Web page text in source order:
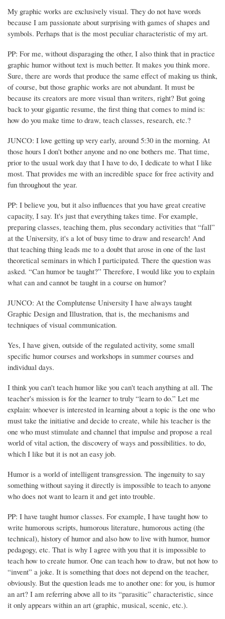
My graphic works are exclusively visual. They do not have words
because I am passionate about surprising with games of shapes and
symbols. Perhaps that is the most peculiar characteristic of my art.
PP: For me, without disparaging the other, I also think that in practice
graphic humor without text is much better. It makes you think more.
Sure, there are words that produce the same effect of making us think,
of course, but those graphic works are not abundant. It must be
because its creators are more visual than writers, right? But going
back to your gigantic resume, the first thing that comes to mind is:
how do you make time to draw, teach classes, research, etc.?
JUNCO: I love getting up very early, around 5:30 in the morning. At
those hours I don't bother anyone and no one bothers me. That time,
prior to the usual work day that I have to do, I dedicate to what I like
most. That provides me with an incredible space for free activity and
fun throughout the year.
PP: I believe you, but it also influences that you have great creative
capacity, I say. It's just that everything takes time. For example,
preparing classes, teaching them, plus secondary activities that “fall”
at the University, it's a lot of busy time to draw and research! And
that teaching thing leads me to a doubt that arose in one of the last
theoretical seminars in which I participated. There the question was
asked. “Can humor be taught?” Therefore, I would like you to explain
what can and cannot be taught in a course on humor?
JUNCO: At the Complutense University I have always taught
Graphic Design and Illustration, that is, the mechanisms and
techniques of visual communication.
Yes, I have given, outside of the regulated activity, some small
specific humor courses and workshops in summer courses and
individual days.
I think you can't teach humor like you can't teach anything at all. The
teacher's mission is for the learner to truly “learn to do.” Let me
explain: whoever is interested in learning about a topic is the one who
must take the initiative and decide to create, while his teacher is the
one who must stimulate and channel that impulse and propose a real
world of vital action, the discovery of ways and possibilities. to do,
which I like but it is not an easy job.
Humor is a world of intelligent transgression. The ingenuity to say
something without saying it directly is impossible to teach to anyone
who does not want to learn it and get into trouble.
PP: I have taught humor classes. For example, I have taught how to
write humorous scripts, humorous literature, humorous acting (the
technical), history of humor and also how to live with humor, humor
pedagogy, etc. That is why I agree with you that it is impossible to
teach how to create humor. One can teach how to draw, but not how to
“invent” a joke. It is something that does not depend on the teacher,
obviously. But the question leads me to another one: for you, is humor
an art? I am referring above all to its “parasitic” characteristic, since
it only appears within an art (graphic, musical, scenic, etc.).